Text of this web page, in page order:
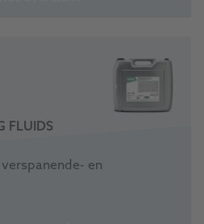
FLUIDS
en